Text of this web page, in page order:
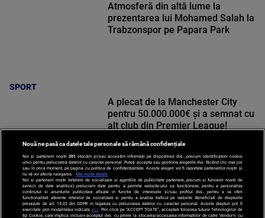
SPORT
Atmosferă din altă lume la
prezentarea lui Mohamed Salah la
Trabzonspor pe Papara Park
SPORT
A plecat de la Manchester City
pentru 50.000.000€ și a semnat cu
alt club din Premier League!
Nouă ne pasă ca datele tale personale să rămână confidențiale
Noi și partenerii noștri 201 stocăm și/sau accesăm informații pe dispozitivul dvs., precum identificatorii cookie
unici pentru prelucrarea datelor cu caracter personal. Puteți accepta sau gestiona alegerile dvs. făcând clic mai jos
sau în orice moment, pe pagina cu politica de confidențialitate. Aceste alegeri vor fi raportate partenerilor noștri și
nu vă vor afecta navigarea.
Mai multe detalii
Noi si partenerii nostri (retelele de socializare si agentiile de publicitate partenere, precum si furnizorii nostri de
servicii de date analitice) prelucram date pentru a permite website-ului sa functioneze, pentru a personaliza
continutul si anunturile publicitare afisate in functie de interesele si/sau profilul dvs., pentru a va oferi
functionalitati aferente retelelor de socializare si pentru a analiza traficul pe website. Beneficiati de drepturile
prevazute de art. 15-22 din GDPR in legatura cu prelucrarea datelor cu caracter personal. Aceste drepturi pot fi
exercitate prin modalitatea indicataaici . Prin click pe “ACCEPT TOATE”, acceptati folosirea tuturor Tehnologiilor de
tip Cookie, care implica inclusiv acceptul dvs. cu privire la stocarea/accesarea informatiilor de catre Vendor-ii cu